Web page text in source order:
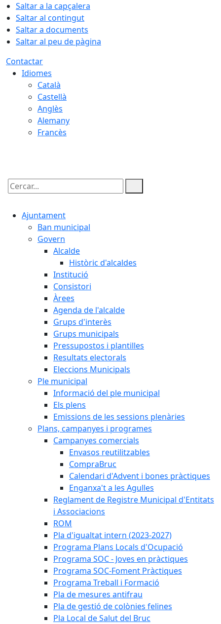
Saltar a la capçalera
Saltar al contingut
Saltar a documents
Saltar al peu de pàgina
Contactar
Idiomes
Català
Castellà
Anglès
Alemany
Francès
Cercar:
Ajuntament
Ban municipal
Govern
Alcalde
Històric d'alcaldes
Institució
Consistori
Àrees
Agenda de l'alcalde
Grups d'interès
Grups municipals
Pressupostos i plantilles
Resultats electorals
Eleccions Municipals
Ple municipal
Informació del ple municipal
Els plens
Emissions de les sessions plenàries
Plans, campanyes i programes
Campanyes comercials
Envasos reutilitzables
CompraBruc
Calendari d'Advent i bones pràctiques
Enganxa't a les Agulles
Reglament de Registre Municipal d'Entitats
i Associacions
ROM
Pla d'igualtat intern (2023-2027)
Programa Plans Locals d'Ocupació
Programa SOC - Joves en pràctiques
Programa SOC-Foment Pràctiques
Programa Treball i Formació
Pla de mesures antifrau
Pla de gestió de colònies felines
Pla Local de Salut del Bruc